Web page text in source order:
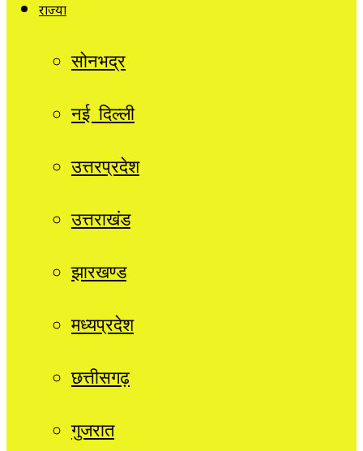
राज्यों
सोनभद्र
नई दिल्ली
उत्तरप्रदेश
उत्तराखंड
झारखण्ड
मध्यप्रदेश
छत्तीसगढ़
गुजरात